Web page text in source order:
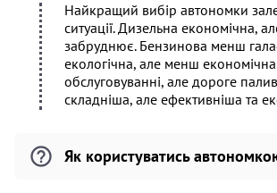
Найкращий вибір автономки
ситуації. Дизельна економічна,
забруднює. Бензинова менш
екологічна, але менш
обслуговуванні, але дороге
складніша, але ефективніша та
Як користуватись